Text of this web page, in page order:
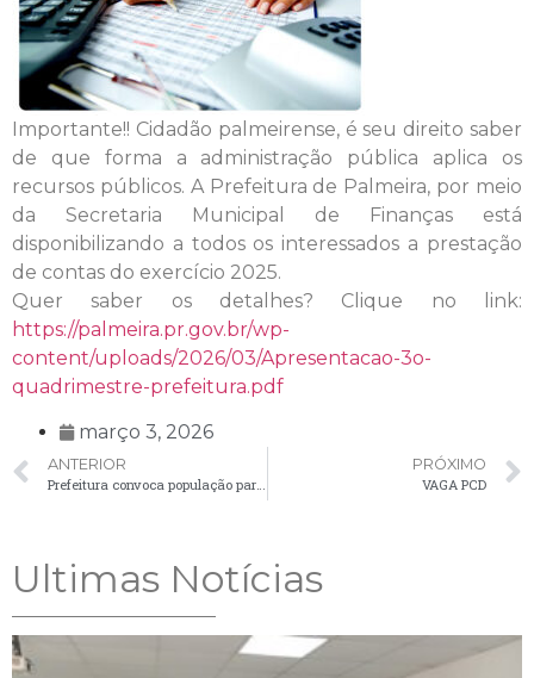
Importante!! Cidadão palmeirense, é seu direito saber
de que forma a administração pública aplica os
recursos públicos. A Prefeitura de Palmeira, por meio
da Secretaria Municipal de Finanças está
disponibilizando a todos os interessados a prestação
de contas do exercício 2025.
Quer saber os detalhes? Clique no link:
https://palmeira.pr.gov.br/wp-
content/uploads/2026/03/Apresentacao-3o-
quadrimestre-prefeitura.pdf
março 3, 2026
ANTERIOR
Prefeitura convoca população para participar da LDO 2027
PRÓXIMO
VAGA PCD
Ultimas Notícias